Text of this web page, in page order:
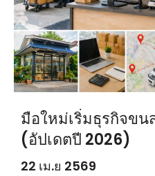
มือใหม่เริ่มธุรกิจขน
(อัปเดตปี 2026)
22 เม.ย 2569